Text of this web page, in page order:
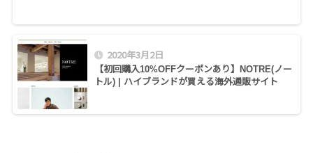
2020年3月2日
【初回購入10%OFFクーポンあり】NOTRE(ノー
トル) | ハイブランドが買える海外通販サイト